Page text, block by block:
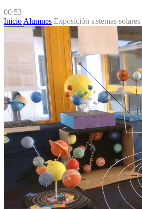
00:53
Inicio Alumnos Exposición sistemas